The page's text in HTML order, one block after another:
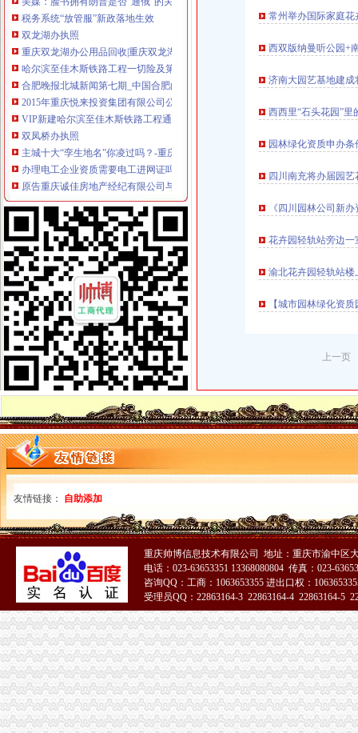
税务系统“放管服”新政落地生效
双龙湖办执照
重庆双龙湖办公用品回收|重庆双龙湖旧办公用品回收-重庆比拉网
哈尔滨至佳木斯铁路工程一切险及第三者责任险、建筑施工人员团体
合肥晚报北城新闻第七期_中国合肥的长丰_新浪博客
2015年重庆悦来投资集团有限公司公司券募集说明书.doc下载-支持
VIP新建哈尔滨至佳木斯铁路工程通信系统及GSM-R铁塔_服务信息_北
双凤桥办执照
主城十大“孪生地名”你凌过吗？-重庆房地产-365地产家居网
办理电工企业资质需要电工进网证吗重庆其他今题网
原告重庆诚佳房地产经纪有限公司与被告杨永红返还财产纠纷一案-判
重庆再升科技股份有限公司2014年年度股东大会会议资料
重庆工业职业技术学院召开校内经营企业管理工作专项会议_职教新闻_
两路办执照
棋牌室营业执照好不好办
北京张“多证合一”执照发出_新闻_大众网
澳门投资者家门口可办江门营业执照_新闻_大众网
淘宝企业店铺营业执照如何办理-商务服务-久久信息网
不用办执照还能逃税？网上开店存在监管漏洞--浙江在线-国内新闻
龙溪办执照
一个在网上脱下裤子放屁的部门难道没有人理吗？-给李希书记留
我是外地人,98年来北京,07年办了一个个体执照,08年办了一个个
汶川县龙溪乡龙溪村村民活动中心建设项目比选公告_中国招标网_四川
福建龙净环保股份有限公司_焦点_新浪财经_新浪网
台州内资公司注册：台州本地快速办内资公司注册；专项审批-台州爱
空港新城办执照
【58同城】重庆渝北空港新城工商注册_公司注册代理_代办注册公司价
西咸新区行政审批全面提速-洛川县人民
陕西奥林匹克大厦招标采购-千里马招标网
（正在办理）空港新城F-5/02地块项目商业项目办事结果-重庆市城乡
新牌坊办执照
求租近地铁或沙圩150至200方小厂房可上楼,免中介-房屋租售-番禺
合江县易地扶贫搬迁工程建设项目大拐子至毛合冲新硬化工程固定价比
图：重庆新牌坊办公室装修设计,新牌坊办公-重庆装修-搜狐家居网
中山北京基金公司注册代办_其它类栏目_机电之家网
500、510开头的重庆人注意了！这件事再不办,麻烦就大了_
加洲办执照
专业办理10万-500万股权变更（执照/地税加-急-广州58同城
南山加洲人办公电脑族喜爱的会所
加洲光3月29日举办多层现房大型让利活动
北京兰迪花卉精品有限公司等35户外商投资企业被依法吊销营业执照
加洲公寓复式居住办公两用-荆门在线
花卉园办执照
常州举办国际家庭花
西双版纳曼听公园+
济南大园艺基地建
西西里“石头花园”里
园林绿化资质申办
四川南充将办届园
《四川园林公司新
花卉园轻轨站旁边
渝北花卉园轻轨站
【城市园林绿化资
上一页
友情链接： 自助添加
重庆帅博信息技术有限公司 地址：重庆市渝中区
电话：023-63653351 13368080804 传真：023-
咨询QQ：工商：1063653355 进出口权：
受理员QQ：22863164-3 22863164-4 22863164-5
51La